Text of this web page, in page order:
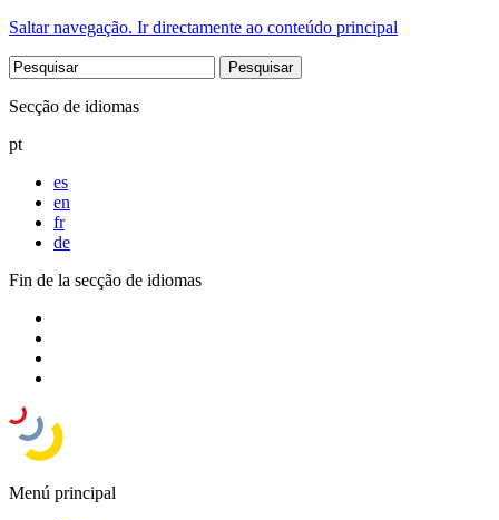
Saltar navegação. Ir directamente ao conteúdo principal
Secção de idiomas
pt
es
en
fr
de
Fin de la secção de idiomas
Menú principal